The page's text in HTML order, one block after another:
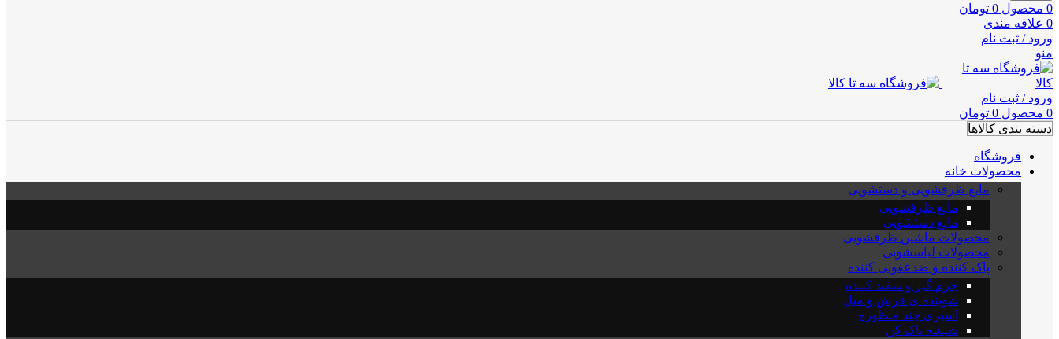
0 محصول 0 تومان
0 علاقه مندی
ورود / ثبت نام
منو
ورود / ثبت نام
0 محصول 0 تومان
دسته بندی کالاها
فروشگاه
محصولات خانه
مایع ظرفشویی و دستشویی
مایع ظرفشویی
مایع دستشویی
محصولات ماشین ظرفشویی
محصولات لباسشویی
پاک کننده و ضدعفونی کننده
جرم گیر و سفید کننده
شوینده ی فرش و مبل
اسپری چند منظوره
شیشه پاک کن